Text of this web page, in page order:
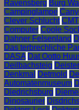
Ravensberg Burg
Campinglampe
Clever Schlucht CMT
Computer Coole
Dahner Felsenland
Das terbrechliche
DASA Dat Ootto
Deilbachsteig Deister
Denkmal Detmold
Automatenmuseum
Diedrichsburg
Dinosaurier